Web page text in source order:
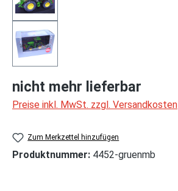
nicht mehr lieferbar
Preise inkl. MwSt. zzgl. Versandkosten
Zum Merkzettel hinzufügen
Produktnummer: 4452-gruenmb